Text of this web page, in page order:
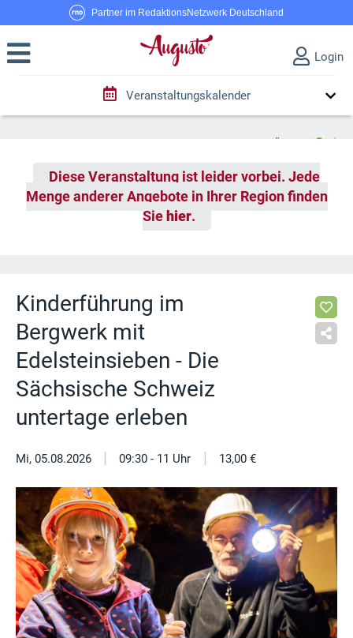
Partner im RedaktionsNetzwerk Deutschland
Login
Veranstaltungskalender
Diese Veranstaltung ist leider vorbei. Jede
Menge anderer Angebote in Ihrer Region finden
Sie hier.
Kinderführung im
Bergwerk mit
Edelsteinsieben - Die
Sächsische Schweiz
untertage erleben
Mi, 05.08.2026 | 09:30 - 11 Uhr | 13,00 €